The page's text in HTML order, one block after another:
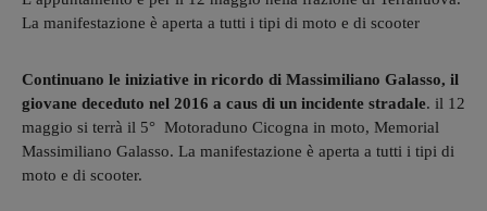
La manifestazione è aperta a tutti i tipi di moto e di scooter
Continuano le iniziative in ricordo di Massimiliano Galasso, il
giovane deceduto nel 2016 a caus di un incidente stradale. il 12
maggio si terrà il 5° Motoraduno Cicogna in moto, Memorial
Massimiliano Galasso. La manifestazione è aperta a tutti i tipi di
moto e di scooter.